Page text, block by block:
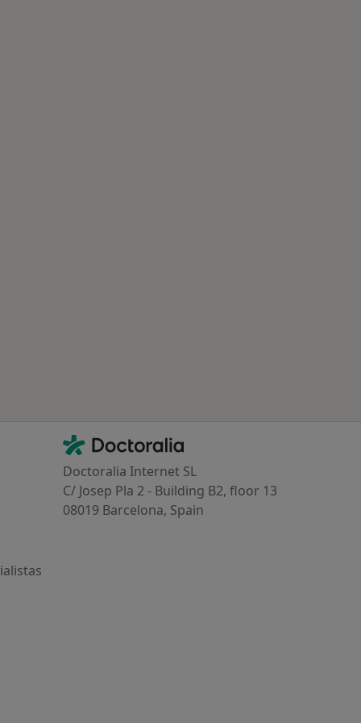
Contacto
Doctoralia - Página de inicio
Doctoralia Internet SL
C/ Josep Pla 2 - Building B2, floor 13
08019 Barcelona, Spain